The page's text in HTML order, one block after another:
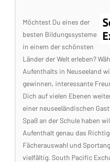
Möchtest Du eines der
besten Bildungssysteme
in einem der schönsten
Länder der Welt erleben?
Aufenthalts in Neuseeland
gewinnen, interessante
Dich auf vielen Ebenen
einer neuseeländischen
Spaß an der Schule haben
Aufenthalt genau das
Fächerauswahl und
vielfältig. South Pacific